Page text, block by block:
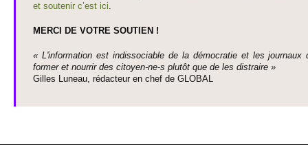
et so­utenir c’est ici.
MERCI DE VOTRE SO­UTIEN !
« L'information est indisso­ci­able de la démo­cratie et les journaux
former et nourrir des ci­to­yen-ne-s plutôt que de les dis­traire »
Gi­lles Luneau, rédacteur en chef de GLOBAL